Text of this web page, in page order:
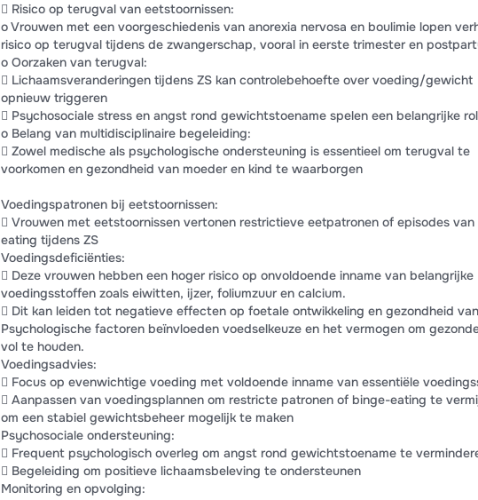
 Risico op terugval van eetstoornissen:
o Vrouwen met een voorgeschiedenis van anorexia nervosa en boulimie lopen
risico op terugval tijdens de zwangerschap, vooral in eerste trimester en
o Oorzaken van terugval:
 Lichaamsveranderingen tijdens ZS kan controlebehoefte over voeding/gewicht
opnieuw triggeren
 Psychosociale stress en angst rond gewichtstoename spelen een belangrijke rol
o Belang van multidisciplinaire begeleiding:
 Zowel medische als psychologische ondersteuning is essentieel om terugval te
voorkomen en gezondheid van moeder en kind te waarborgen
Voedingspatronen bij eetstoornissen:
 Vrouwen met eetstoornissen vertonen restrictieve eetpatronen of episodes
eating tijdens ZS
Voedingsdeficiënties:
 Deze vrouwen hebben een hoger risico op onvoldoende inname van belangrijke
voedingsstoffen zoals eiwitten, ijzer, foliumzuur en calcium.
 Dit kan leiden tot negatieve effecten op foetale ontwikkeling en gezondheid
Psychologische factoren beïnvloeden voedselkeuze en het vermogen om
vol te houden.
Voedingsadvies:
 Focus op evenwichtige voeding met voldoende inname van essentiële
 Aanpassen van voedingsplannen om restricte patronen of binge-eating te
om een stabiel gewichtsbeheer mogelijk te maken
Psychosociale ondersteuning:
 Frequent psychologisch overleg om angst rond gewichtstoename te
 Begeleiding om positieve lichaamsbeleving te ondersteunen
Monitoring en opvolging: